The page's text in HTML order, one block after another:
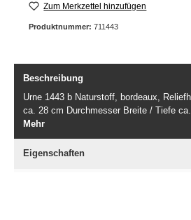
Zum Merkzettel hinzufügen
Produktnummer: 711443
Beschreibung
Urne 1443 b Naturstoff, bordeaux,
ca. 28 cm Durchmesser Breite / Tiefe
Mehr
Eigenschaften